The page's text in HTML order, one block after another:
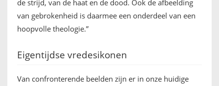
de strijd, van de haat en de dood. Ook de afbeelding
van gebrokenheid is daarmee een onderdeel van een
hoopvolle theologie.”
Eigentijdse vredesikonen
Van confronterende beelden zijn er in onze huidige